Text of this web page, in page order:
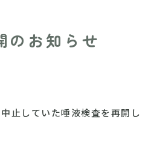
のお知らせ
止していた唾液検査を再開し